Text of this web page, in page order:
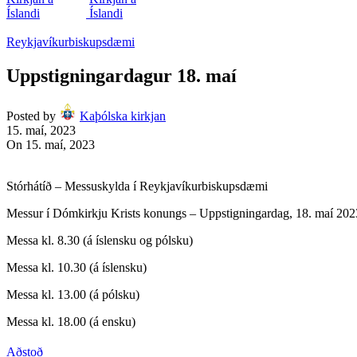
Reykjavíkurbiskupsdæmi
Uppstigningardagur 18. maí
Posted by
Kaþólska kirkjan
15. maí, 2023
On 15. maí, 2023
Stórhátíð – Messuskylda í Reykjavíkurbiskupsdæmi
Messur í Dómkirkju Krists konungs – Uppstigningardag, 18. maí
Messa kl. 8.30 (á íslensku og pólsku)
Messa kl. 10.30 (á íslensku)
Messa kl. 13.00 (á pólsku)
Messa kl. 18.00 (á ensku)
Aðstoð